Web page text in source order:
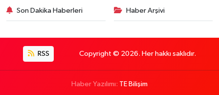
Son Dakika Haberleri Haber Arşivi
RSS Copyright © 2026. Her hakkı saklıdır.
Haber Yazılımı: TE Bilişim